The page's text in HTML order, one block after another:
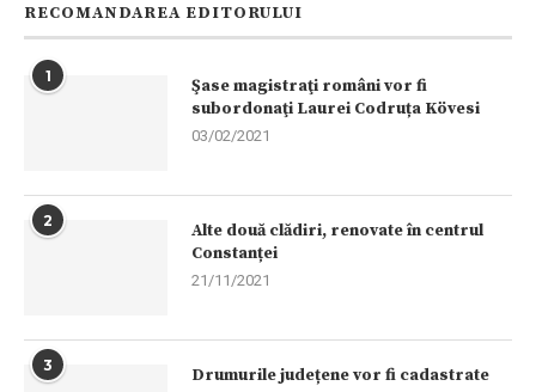
RECOMANDAREA EDITORULUI
1
Şase magistraţi români vor fi
subordonaţi Laurei Codruța Kövesi
03/02/2021
2
Alte două clădiri, renovate în centrul
Constanței
21/11/2021
3 Drumurile județene vor fi cadastrate